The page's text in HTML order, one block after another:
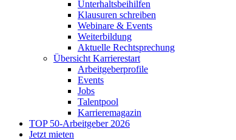
Unterhaltsbeihilfen
Klausuren schreiben
Webinare & Events
Weiterbildung
Aktuelle Rechtsprechung
Übersicht Karrierestart
Arbeitgeberprofile
Events
Jobs
Talentpool
Karrieremagazin
TOP 50-Arbeitgeber 2026
Jetzt mieten